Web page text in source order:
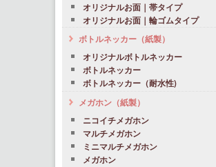
オリジナルお面｜帯タイプ
オリジナルお面｜輪ゴムタイプ
ボトルネッカー（紙製）
オリジナルボトルネッカー
ボトルネッカー
ボトルネッカー（耐水性)
メガホン（紙製）
ニコイチメガホン
マルチメガホン
ミニマルチメガホン
メガホン